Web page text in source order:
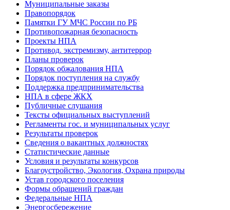
Муниципальные заказы
Правопорядок
Памятки ГУ МЧС России по РБ
Противопожарная безопасность
Проекты НПА
Противод. экстремизму, антитеррор
Планы проверок
Порядок обжалования НПА
Порядок поступления на службу
Поддержка предпринимательства
НПА в сфере ЖКХ
Публичные слушания
Тексты официальных выступлений
Регламенты гос. и муниципальных услуг
Результаты проверок
Сведения о вакантных должностях
Статистические данные
Условия и результаты конкурсов
Благоустройство, Экология, Охрана природы
Устав городского поселения
Формы обращений граждан
Федеральные НПА
Энергосбережение